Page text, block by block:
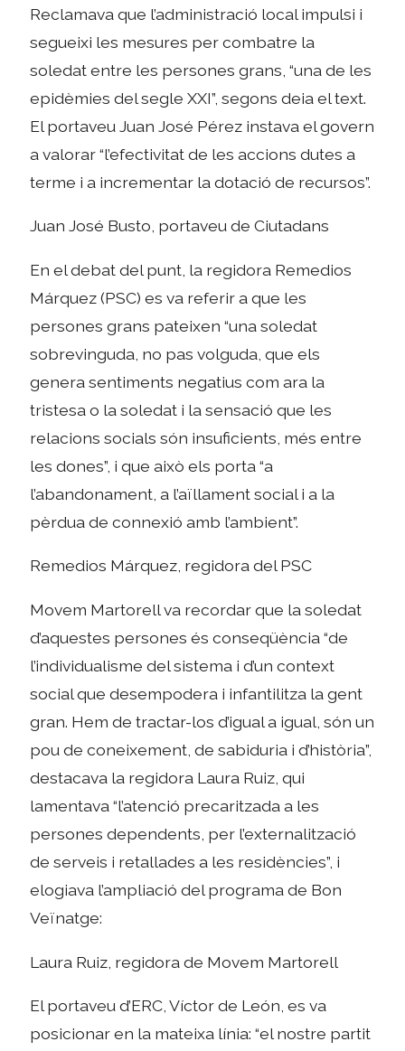
Reclamava que l’administració local impulsi i
segueixi les mesures per combatre la
soledat entre les persones grans, “una de les
epidèmies del segle XXI”, segons deia el text.
El portaveu Juan José Pérez instava el govern
a valorar “l’efectivitat de les accions dutes a
terme i a incrementar la dotació de recursos”.
Juan José Busto, portaveu de Ciutadans
En el debat del punt, la regidora Remedios
Márquez (PSC) es va referir a que les
persones grans pateixen “una soledat
sobrevinguda, no pas volguda, que els
genera sentiments negatius com ara la
tristesa o la soledat i la sensació que les
relacions socials són insuficients, més entre
les dones”, i que això els porta “a
l’abandonament, a l’aïllament social i a la
pèrdua de connexió amb l’ambient”.
Remedios Márquez, regidora del PSC
Movem Martorell va recordar que la soledat
d’aquestes persones és conseqüència “de
l’individualisme del sistema i d’un context
social que desempodera i infantilitza la gent
gran. Hem de tractar-los d’igual a igual, són un
pou de coneixement, de sabiduria i d’història”,
destacava la regidora Laura Ruiz, qui
lamentava “l’atenció precaritzada a les
persones dependents, per l’externalització
de serveis i retallades a les residències”, i
elogiava l’ampliació del programa de Bon
Veïnatge:
Laura Ruiz, regidora de Movem Martorell
El portaveu d’ERC, Víctor de León, es va
posicionar en la mateixa línia: “el nostre partit